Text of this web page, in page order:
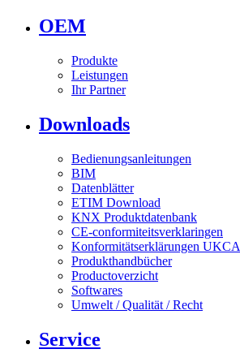
OEM
Produkte
Leistungen
Ihr Partner
Downloads
Bedienungsanleitungen
BIM
Datenblätter
ETIM Download
KNX Produktdatenbank
CE-conformiteitsverklaringen
Konformitätserklärungen UKCA
Produkthandbücher
Productoverzicht
Softwares
Umwelt / Qualität / Recht
Service